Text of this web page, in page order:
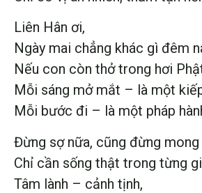
Liên Hân ơi,
Ngày mai chẳng khác gì đêm
Nếu con còn thở trong hơi
Mỗi sáng mở mắt – là một
Mỗi bước đi – là một pháp
Đừng sợ nữa, cũng đừng mong
Chỉ cần sống thật trong từng
Tâm lành – cảnh tịnh,